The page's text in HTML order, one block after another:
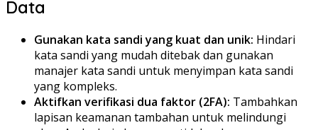
Data
Gunakan kata sandi yang kuat dan unik: Hindari
kata sandi yang mudah ditebak dan gunakan
manajer kata sandi untuk menyimpan kata sandi
yang kompleks.
Aktifkan verifikasi dua faktor (2FA): Tambahkan
lapisan keamanan tambahan untuk melindungi